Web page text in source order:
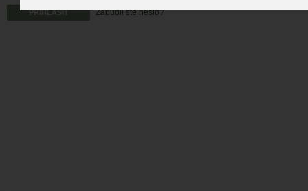
Zabudli ste heslo?